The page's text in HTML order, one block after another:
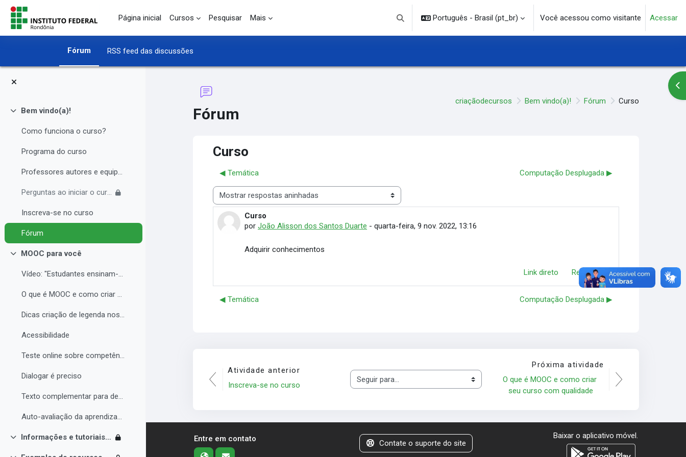
Ir para o conteúdo principal
Página inicial
Cursos Pesquisar Mais
Alternar entrada de pesquisa
Português - Brasil ‎(pt_br)‎ Você acessou como visitante Acessar
Fórum RSS feed das discussões
Contrair
Bem vindo(a)!
Como funciona o curso?
Programa do curso
Professores autores e equipe multidisciplinar
Perguntas ao iniciar o curso
Inscreva-se no curso
Fórum
Contrair
MOOC para você
Vídeo: "Estudantes ensinam-se uns aos outros const...
O que é MOOC e como criar seu curso com qualidade
Dicas criação de legenda nos vídeos
Acessibilidade
Teste online sobre competências digitais
Dialogar é preciso
Texto complementar para debate sobre MOOC
Auto-avaliação da aprendizagem
Contrair
Informações e tutoriais Moodle
Fórum
criaçãodecursos Bem vindo(a)! Fórum Curso
Curso
◀︎ Temática Computação Desplugada ▶︎
Modo de visualização
Curso
porJoão Alisson dos Santos Duarte -quarta-feira, 9 nov. 2022, 13:16
Número de respostas: 0
Adquirir conhecimentos
Link direto Responder
◀︎ Temática Computação Desplugada ▶︎
Atividade anterior
Inscreva-se no curso
Seguir para...
Próxima atividade
O que é MOOC e como criar
seu curso com qualidade
Entre em contato Contate o suporte do site
Baixar o aplicativo móvel.